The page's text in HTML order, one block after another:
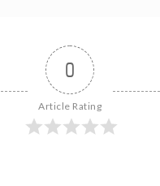
0
Article Rating